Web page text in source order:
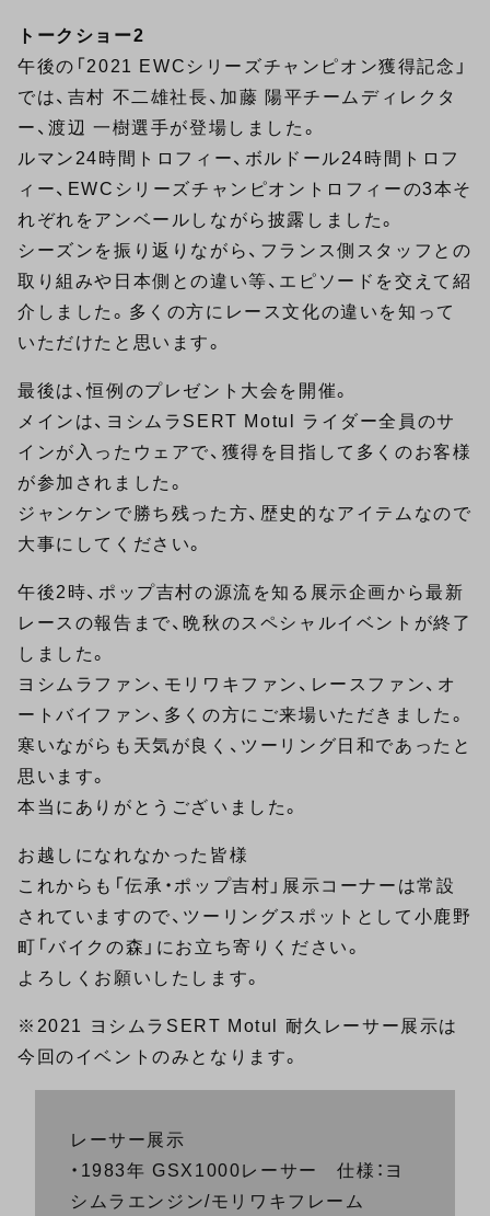
トークショー2
午後の「2021 EWCシリーズチャンピオン獲得記念」
では、吉村 不二雄社長、加藤 陽平チームディレクタ
ー、渡辺 一樹選手が登場しました。
ルマン24時間トロフィー、ボルドール24時間トロフ
ィー、EWCシリーズチャンピオントロフィーの3本そ
れぞれをアンベールしながら披露しました。
シーズンを振り返りながら、フランス側スタッフとの
取り組みや日本側との違い等、エピソードを交えて紹
介しました。多くの方にレース文化の違いを知って
いただけたと思います。
最後は、恒例のプレゼント大会を開催。
メインは、ヨシムラSERT Motul ライダー全員のサ
インが入ったウェアで、獲得を目指して多くのお客様
が参加されました。
ジャンケンで勝ち残った方、歴史的なアイテムなので
大事にしてください。
午後2時、ポップ吉村の源流を知る展示企画から最新
レースの報告まで、晩秋のスペシャルイベントが終了
しました。
ヨシムラファン、モリワキファン、レースファン、オ
ートバイファン、多くの方にご来場いただきました。
寒いながらも天気が良く、ツーリング日和であったと
思います。
本当にありがとうございました。
お越しになれなかった皆様
これからも「伝承・ポップ吉村」展示コーナーは常設
されていますので、ツーリングスポットとして小鹿野
町「バイクの森」にお立ち寄りください。
よろしくお願いしたします。
※2021 ヨシムラSERT Motul 耐久レーサー展示は
今回のイベントのみとなります。
レーサー展示
・1983年 GSX1000レーサー 仕様：ヨ
シムラエンジン/モリワキフレーム